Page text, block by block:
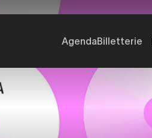
AgendaBilletterie